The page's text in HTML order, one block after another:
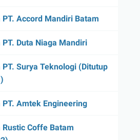
Accord Mandiri Batam
Duta Niaga Mandiri
Surya Teknologi (Ditutup
Amtek Engineering
Coffe Batam